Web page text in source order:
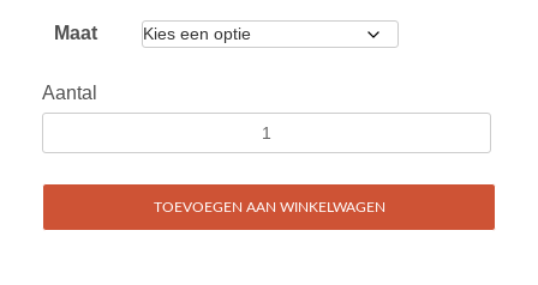
Maat
Aantal
TOEVOEGEN AAN WINKELWAGEN